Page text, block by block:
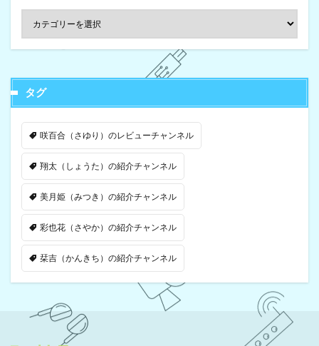
タグ
咲百合（さゆり）のレビューチャンネル
翔太（しょうた）の紹介チャンネル
美月姫（みつき）の紹介チャンネル
彩也花（さやか）の紹介チャンネル
栞吉（かんきち）の紹介チャンネル